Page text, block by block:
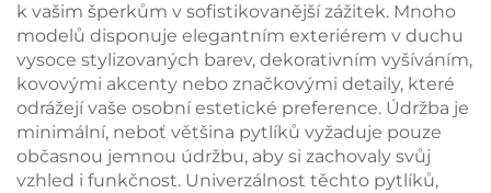
k vašim šperkům v sofistikovanější zážitek. Mnoho
modelů disponuje elegantním exteriérem v duchu
vysoce stylizovaných barev, dekorativním vyšíváním,
kovovými akcenty nebo značkovými detaily, které
odrážejí vaše osobní estetické preference. Údržba je
minimální, neboť většina pytlíků vyžaduje pouze
občasnou jemnou údržbu, aby si zachovaly svůj
vzhled i funkčnost. Univerzálnost těchto pytlíků,